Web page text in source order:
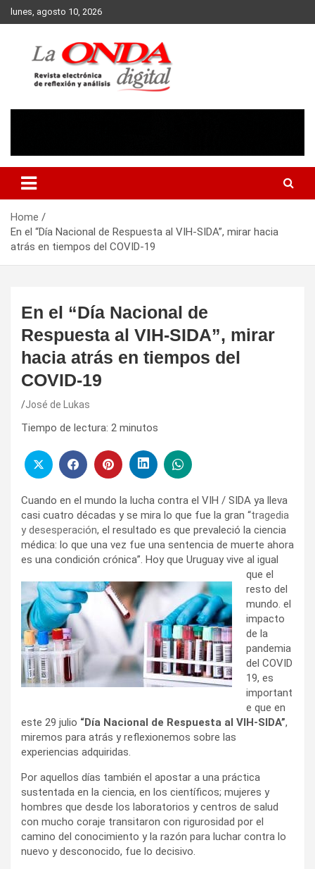
Skip
to
lunes, agosto 10, 2026
Home
En el “Día Nacional de Respuesta al VIH-SIDA”, mirar hacia
atrás en tiempos del COVID-19
En el “Día Nacional de
Respuesta al VIH-SIDA”, mirar
hacia atrás en tiempos del
COVID-19
José de Lukas
Tiempo de lectura: 2 minutos
Cuando en el mundo la lucha contra el VIH / SIDA ya lleva
casi cuatro décadas y se mira lo que fue la gran “tragedia
y desesperación, el resultado es que prevaleció la ciencia
médica: lo que una vez fue una sentencia de muerte ahora
es una condición crónica”. Hoy que Uruguay vive al igual
que el
resto del
mundo. el
impacto
de la
pandemia
del COVID
19, es
important
e que en
este 29 julio “Día Nacional de Respuesta al VIH-SIDA”,
miremos para atrás y reflexionemos sobre las
experiencias adquiridas.
Por aquellos días también el apostar a una práctica
sustentada en la ciencia, en los científicos; mujeres y
hombres que desde los laboratorios y centros de salud
con mucho coraje transitaron con rigurosidad por el
camino del conocimiento y la razón para luchar contra lo
nuevo y desconocido, fue lo decisivo.